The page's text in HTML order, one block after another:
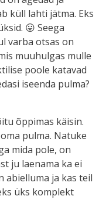
küll lahti jätma. Eks
😛 Seega
varba otsas on
muuhulgas mulle
poole katavad
iseenda pulma?
õppimas käisin.
pulma. Natuke
mida pole, on
ju laenama ka ei
abielluma ja kas teil
üks komplekt